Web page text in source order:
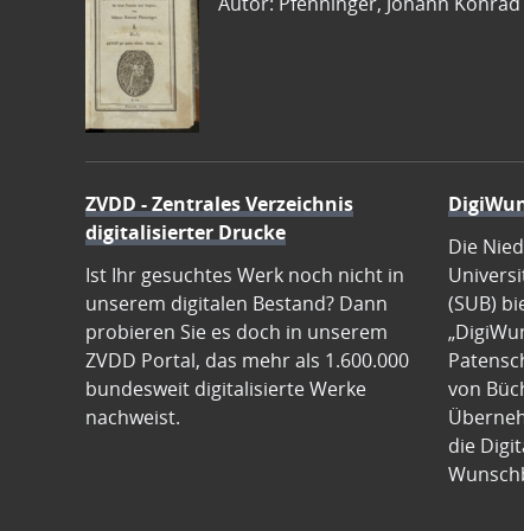
ZVDD - Zentrales Verzeichnis
digitalisierter Drucke
Ist Ihr gesuchtes Werk noch nicht in
unserem digitalen Bestand? Dann
probieren Sie es doch in unserem
ZVDD Portal, das mehr als 1.600.000
bundesweit digitalisierte Werke
nachweist.
Die
(SUB)
von
die